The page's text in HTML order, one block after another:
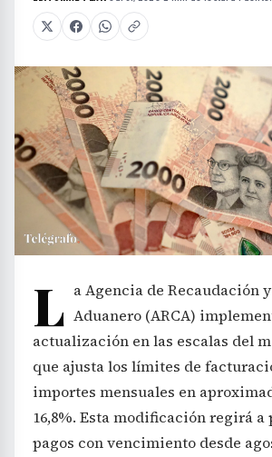
L a Agencia de Recaudación
Aduanero (ARCA)
actualización en las escalas del
que ajusta los límites de
importes mensuales en
16,8%. Esta modificación regirá a
pagos con vencimiento desde